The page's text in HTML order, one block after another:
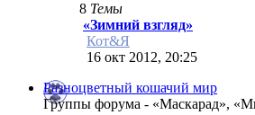
8 Темы
«Зимний взгляд»
Кот&Я
16 окт 2012, 20:25
Разноцветный кошачий мир
Группы форума - «Маскарад»,